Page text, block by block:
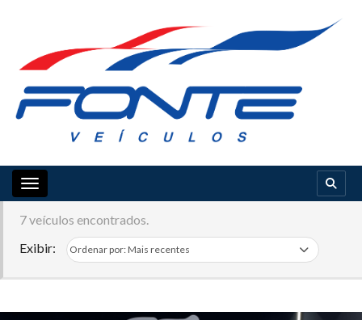
Toggle navigation
7 veículos encontrados.
Exibir: